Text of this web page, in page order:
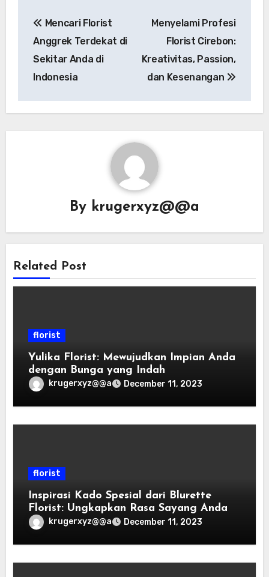
navigation
Mencari Florist
Anggrek Terdekat di
Sekitar Anda di
Indonesia
Menyelami Profesi
Florist Cirebon:
Kreativitas, Passion,
dan Kesenangan
By krugerxyz@@a
Related Post
florist
Yulika Florist: Mewujudkan Impian Anda
dengan Bunga yang Indah
krugerxyz@@a December 11, 2023
florist
Inspirasi Kado Spesial dari Blurette
Florist: Ungkapkan Rasa Sayang Anda
krugerxyz@@a December 11, 2023